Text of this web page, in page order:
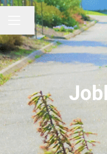
KARRIÄRMENY
Dela sidan